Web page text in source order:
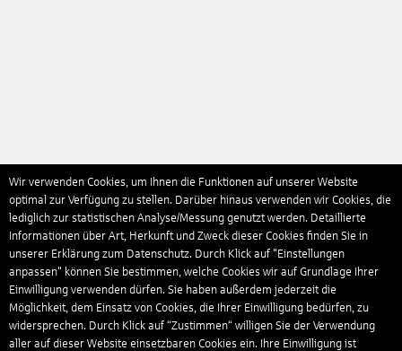
Wir verwenden Cookies, um Ihnen die Funktionen auf unserer Website
optimal zur Verfügung zu stellen. Darüber hinaus verwenden wir Cookies, die
lediglich zur statistischen Analyse/Messung genutzt werden. Detaillierte
Informationen über Art, Herkunft und Zweck dieser Cookies finden Sie in
unserer Erklärung zum Datenschutz. Durch Klick auf "Einstellungen
anpassen" können Sie bestimmen, welche Cookies wir auf Grundlage Ihrer
Einwilligung verwenden dürfen. Sie haben außerdem jederzeit die
Möglichkeit, dem Einsatz von Cookies, die Ihrer Einwilligung bedürfen, zu
widersprechen. Durch Klick auf “Zustimmen“ willigen Sie der Verwendung
aller auf dieser Website einsetzbaren Cookies ein. Ihre Einwilligung ist